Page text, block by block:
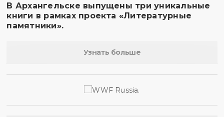
В Архангельске выпущены три уникальные
книги в рамках проекта «Литературные
памятники».
Узнать больше